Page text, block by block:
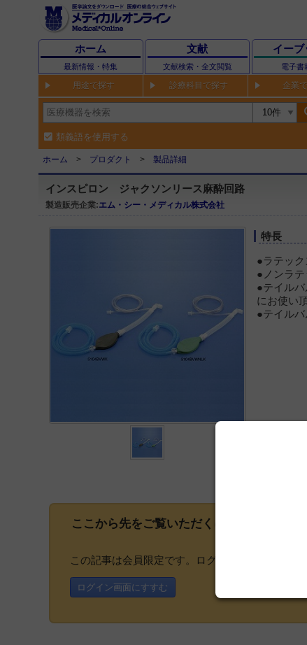
ホーム
最新情報・特集
文献
文献検索・全文閲覧
イーブ
電子書
用途で探す 診療科目で探す 企業
類義語を使用する
ホーム プロダクト 製品詳細
インスピロン ジャクソンリース麻酔回路
製造販売企業:エム・シー・メディカル株式会社
特長
●ラテッ
●ノンラ
●テイル
にお使い
●テイル
ここから先をご覧いただくには、
この記事は会員限定です。ログインまたはご登
ログイン画面にすすむ